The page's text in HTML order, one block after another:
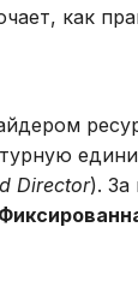
как
Director). За